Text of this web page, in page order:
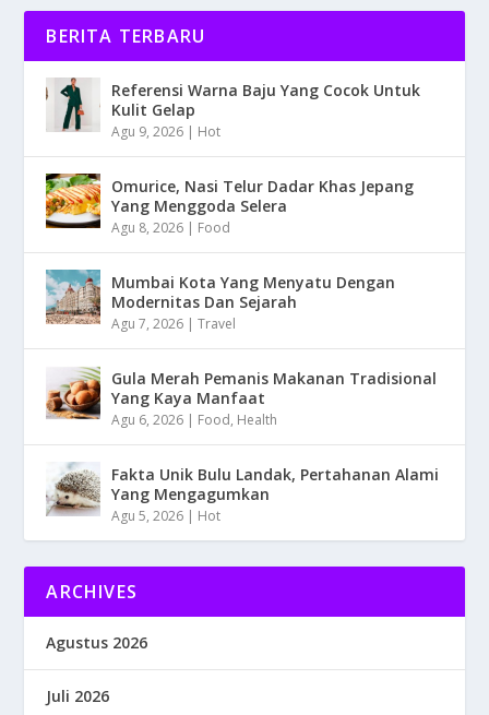
BERITA TERBARU
Referensi Warna Baju Yang Cocok Untuk
Kulit Gelap
Agu 9, 2026 | Hot
Omurice, Nasi Telur Dadar Khas Jepang
Yang Menggoda Selera
Agu 8, 2026 | Food
Mumbai Kota Yang Menyatu Dengan
Modernitas Dan Sejarah
Agu 7, 2026 |Travel
Gula Merah Pemanis Makanan Tradisional
Yang Kaya Manfaat
Agu 6, 2026 | Food, Health
Fakta Unik Bulu Landak, Pertahanan Alami
Yang Mengagumkan
Agu 5, 2026 | Hot
ARCHIVES
Agustus 2026
Juli 2026